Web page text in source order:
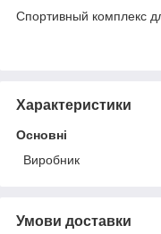
Спортивный комплекс
Характеристики
Основні
Виробник
Умови доставки